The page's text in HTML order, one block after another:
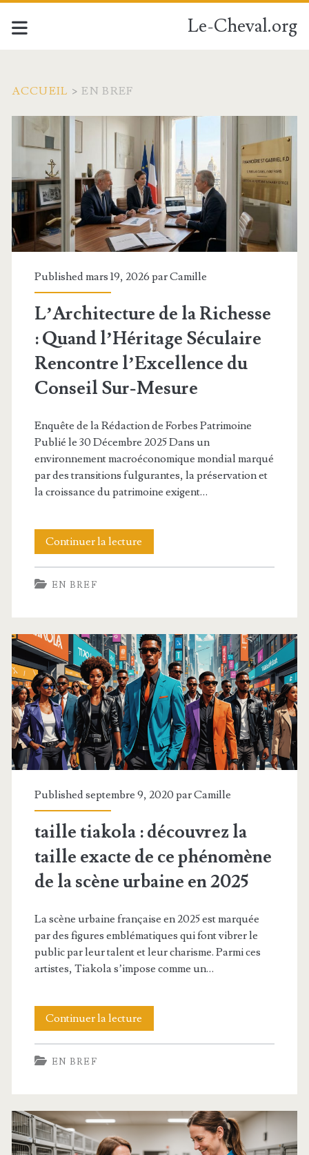
Le-Cheval.org
ACCUEIL >EN BREF
Catégorie :
<span>En
bref</span>
Published mars 19, 2026 parCamille
L’Architecture de la Richesse
: Quand l’Héritage Séculaire
Rencontre l’Excellence du
Conseil Sur-Mesure
Enquête de la Rédaction de Forbes Patrimoine
Publié le 30 Décembre 2025 Dans un
environnement macroéconomique mondial marqué
par des transitions fulgurantes, la préservation et
la croissance du patrimoine exigent…
Continuer la lecture
de
:
Quand
l’Héritage
Séculaire
Rencontre
l’Excellence
du
Sur-
Mesure
EN BREF
Published septembre 9, 2020 parCamille
taille tiakola : découvrez la
taille exacte de ce phénomène
de la scène urbaine en 2025
La scène urbaine française en 2025 est marquée
par des figures emblématiques qui font vibrer le
public par leur talent et leur charisme. Parmi ces
artistes, Tiakola s’impose comme un…
Continuer la lecture
tiakola
taille
EN BREF